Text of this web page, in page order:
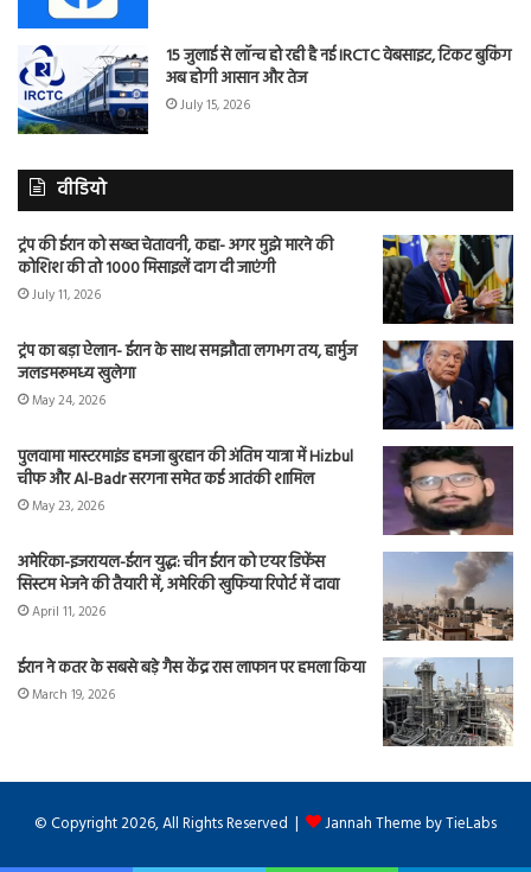
15 जुलाई से लॉन्च हो रही है नई IRCTC वेबसाइट, टिकट बुकिंग
अब होगी आसान और तेज
July 15, 2026
वीडियो
ट्रंप की ईरान को सख्त चेतावनी, कहा- अगर मुझे मारने की
कोशिश की तो 1000 मिसाइलें दाग दी जाएंगी
July 11, 2026
ट्रंप का बड़ा ऐलान- ईरान के साथ समझौता लगभग तय, हार्मुज
जलडमरूमध्य खुलेगा
May 24, 2026
पुलवामा मास्टरमाइंड हमजा बुरहान की अंतिम यात्रा में Hizbul
चीफ और Al-Badr सरगना समेत कई आतंकी शामिल
May 23, 2026
अमेरिका-इजरायल-ईरान युद्ध: चीन ईरान को एयर डिफेंस
सिस्टम भेजने की तैयारी में, अमेरिकी खुफिया रिपोर्ट में दावा
April 11, 2026
ईरान ने कतर के सबसे बड़े गैस केंद्र रास लाफान पर हमला किया
March 19, 2026
© Copyright 2026, All Rights Reserved | Jannah Theme by TieLabs